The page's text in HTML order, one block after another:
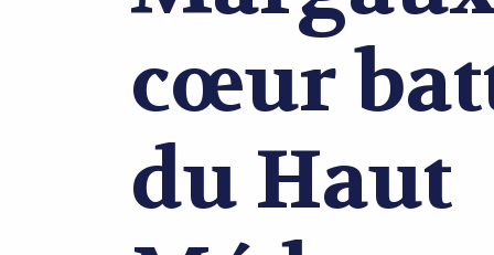
cœur
du Haut